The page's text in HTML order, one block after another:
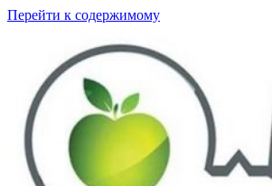
Перейти к содержимому